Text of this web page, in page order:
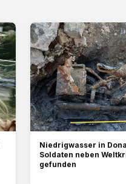
Niedrigwasser in
Soldaten neben
gefunden